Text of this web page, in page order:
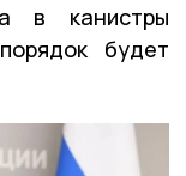
в канистры
будет